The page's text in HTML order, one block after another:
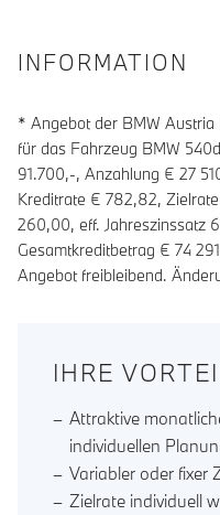
INFORMATION
* Angebot der BMW
für das Fahrzeug BMW
91.700,-, Anzahlung € 27
Kreditrate € 782,82,
260,00, eff. Jahreszinssatz
Gesamtkreditbetrag € 74
Angebot freibleibend.
IHRE
Attraktive
individuellen
Variabler oder fixer
Zielrate individuell